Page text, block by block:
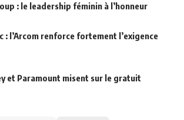
: le leadership féminin à l’honneur
: l’Arcom renforce fortement l’exigence
et Paramount misent sur le gratuit